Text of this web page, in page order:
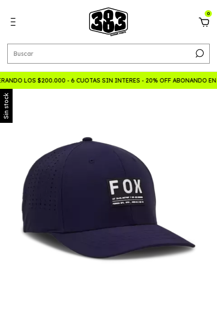
0
LOS $200.000 - 6 CUOTAS SIN INTERES - 20% OFF ABONANDO EN
Sin stock